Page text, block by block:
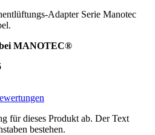
Adapter Serie Manotec
bei MANOTEC®
für dieses Produkt ab. Der Text
bestehen.